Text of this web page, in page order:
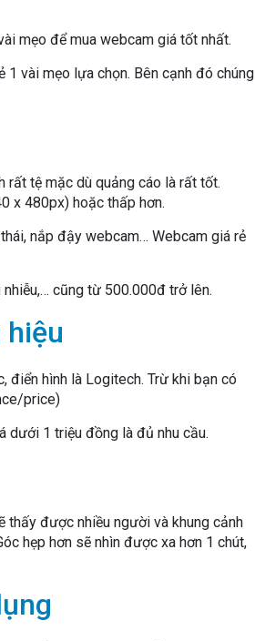
mẹo để mua webcam giá tốt nhất.
vài mẹo lựa chọn. Bên cạnh đó chúng
rất tệ mặc dù quảng cáo là rất tốt.
x 480px) hoặc thấp hơn.
nắp đậy webcam… Webcam giá rẻ
cũng từ 500.000đ trở lên.
điển hình là Logitech. Trừ khi bạn có
price)
dưới 1 triệu đồng là đủ nhu cầu.
thấy được nhiều người và khung cảnh
hẹp hơn sẽ nhìn được xa hơn 1 chút,